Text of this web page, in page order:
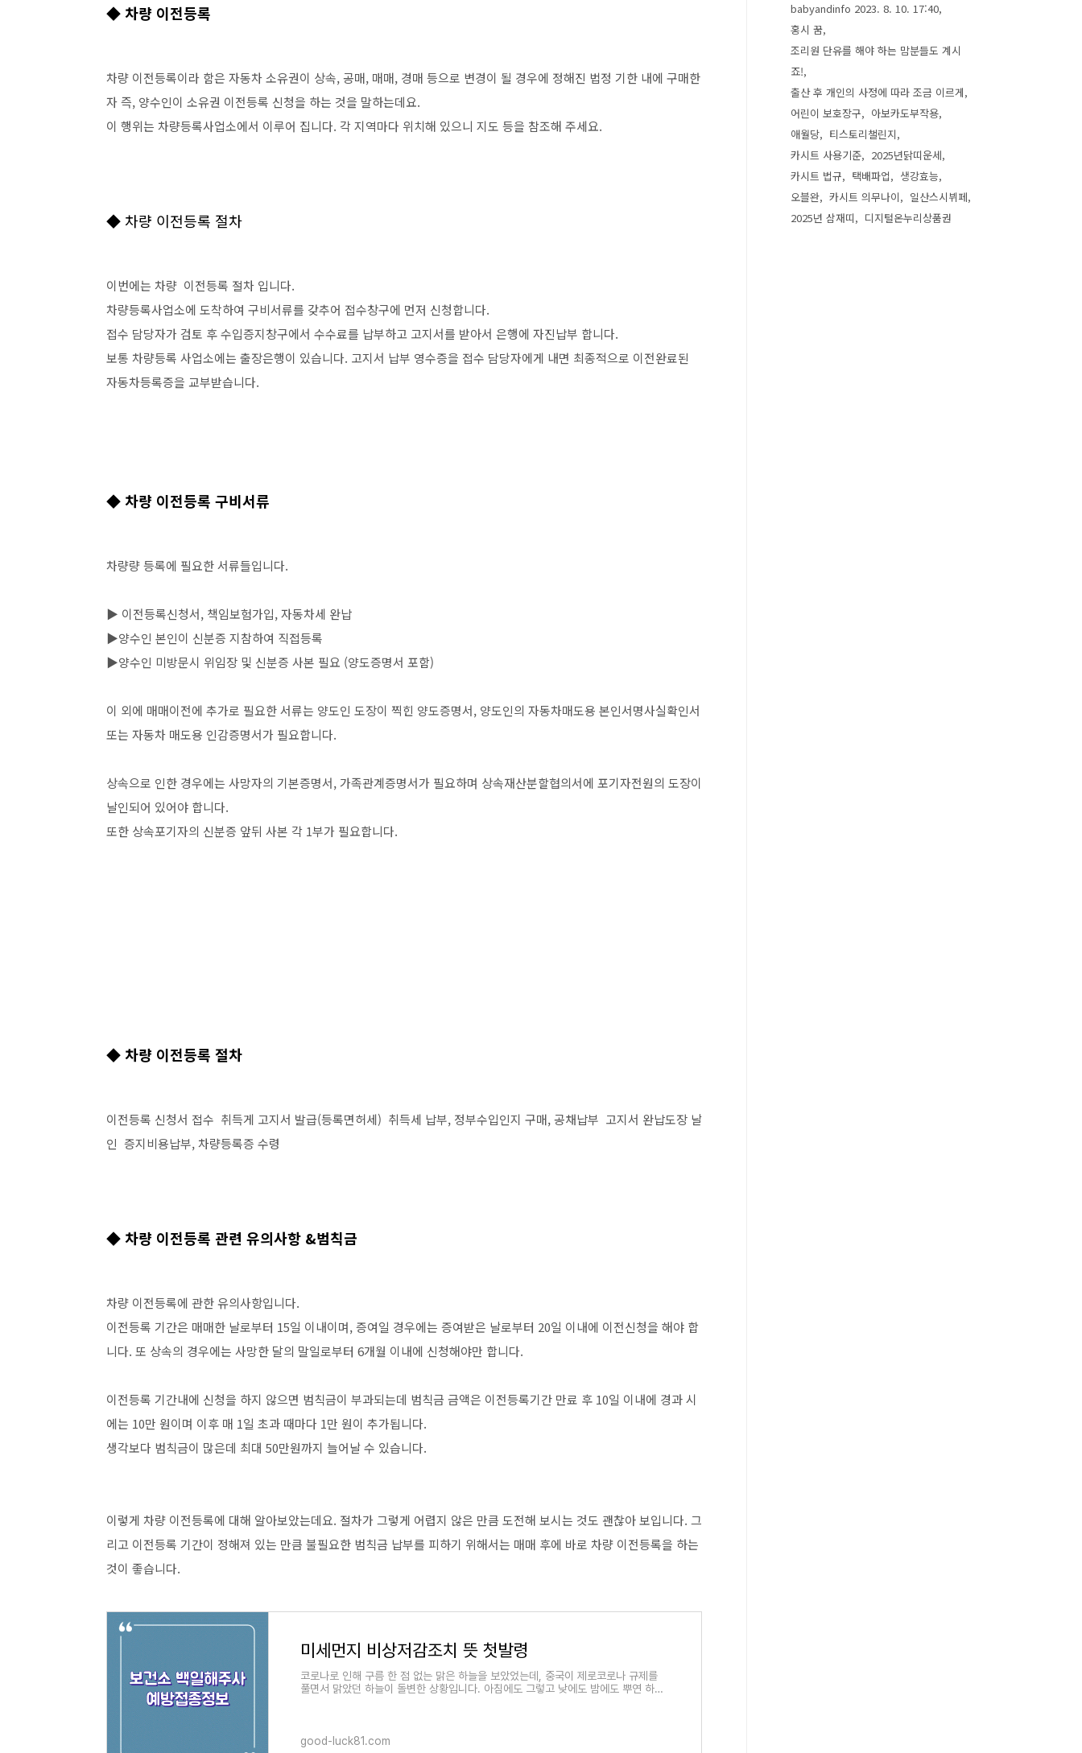
◆ 차량 이전등록
차량 이전등록이라 함은 자동차 소유권이 상속, 공매, 매매, 경매 등으로 변경이 될 경우에 정해진 법정 기한 내에 구매한
자 즉, 양수인이 소유권 이전등록 신청을 하는 것을 말하는데요.
이 행위는 차량등록사업소에서 이루어 집니다. 각 지역마다 위치해 있으니 지도 등을 참조해 주세요.
◆ 차량 이전등록 절차
이번에는 차량 이전등록 절차 입니다.
차량등록사업소에 도착하여 구비서류를 갖추어 접수창구에 먼저 신청합니다.
접수 담당자가 검토 후 수입증지창구에서 수수료를 납부하고 고지서를 받아서 은행에 자진납부 합니다.
보통 차량등록 사업소에는 출장은행이 있습니다. 고지서 납부 영수증을 접수 담당자에게 내면 최종적으로 이전완료된
자동차등록증을 교부받습니다.
◆ 차량 이전등록 구비서류
차량량 등록에 필요한 서류들입니다.
▶ 이전등록신청서, 책임보험가입, 자동차세 완납
▶양수인 본인이 신분증 지참하여 직접등록
▶양수인 미방문시 위임장 및 신분증 사본 필요 (양도증명서 포함)
이 외에 매매이전에 추가로 필요한 서류는 양도인 도장이 찍힌 양도증명서, 양도인의 자동차매도용 본인서명사실확인서
또는 자동차 매도용 인감증명서가 필요합니다.
상속으로 인한 경우에는 사망자의 기본증명서, 가족관계증명서가 필요하며 상속재산분할협의서에 포기자전원의 도장이
날인되어 있어야 합니다.
또한 상속포기자의 신분증 앞뒤 사본 각 1부가 필요합니다.
◆ 차량 이전등록 절차
이전등록 신청서 접수 취득게 고지서 발급(등록면허세) 취득세 납부, 정부수입인지 구매, 공채납부 고지서 완납도장 날
인 증지비용납부, 차량등록증 수령
◆ 차량 이전등록 관련 유의사항 &범칙금
차량 이전등록에 관한 유의사항입니다.
이전등록 기간은 매매한 날로부터 15일 이내이며, 증여일 경우에는 증여받은 날로부터 20일 이내에 이전신청을 해야 합
니다. 또 상속의 경우에는 사망한 달의 말일로부터 6개월 이내에 신청해야만 합니다.
이전등록 기간내에 신청을 하지 않으면 범칙금이 부과되는데 범칙금 금액은 이전등록기간 만료 후 10일 이내에 경과 시
에는 10만 원이며 이후 매 1일 초과 때마다 1만 원이 추가됩니다.
생각보다 범칙금이 많은데 최대 50만원까지 늘어날 수 있습니다.
이렇게 차량 이전등록에 대해 알아보았는데요. 절차가 그렇게 어렵지 않은 만큼 도전해 보시는 것도 괜찮아 보입니다. 그
리고 이전등록 기간이 정해져 있는 만큼 불필요한 범칙금 납부를 피하기 위해서는 매매 후에 바로 차량 이전등록을 하는
것이 좋습니다.
미세먼지 비상저감조치 뜻 첫발령
코로나로 인해 구름 한 점 없는 맑은 하늘을 보았었는데, 중국이 제로코로나 규제를
풀면서 맑았던 하늘이 돌변한 상황입니다. 아침에도 그렇고 낮에도 밤에도 뿌연 하늘
good-luck81.com
babyandinfo 2023. 8. 10. 17:40
홍시 꿈
조리원 단유를 해야 하는 맘분들도 계시
죠!
출산 후 개인의 사정에 따라 조금 이르게
어린이 보호장구
아보카도부작용
애월당
티스토리챌린지
카시트 사용기준
2025년닭띠운세
카시트 법규
택배파업
생강효능
오블완
카시트 의무나이
일산스시뷔페
2025년 삼재띠
디지털온누리상품권